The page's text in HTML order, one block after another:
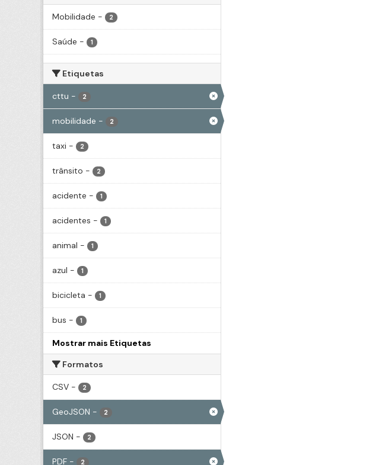
Mobilidade - 2
Saúde - 1
Etiquetas
cttu - 2
mobilidade - 2
taxi - 2
trânsito - 2
acidente - 1
acidentes - 1
animal - 1
azul - 1
bicicleta - 1
bus - 1
Mostrar mais Etiquetas
Formatos
CSV - 2
GeoJSON - 2
JSON - 2
PDF - 2